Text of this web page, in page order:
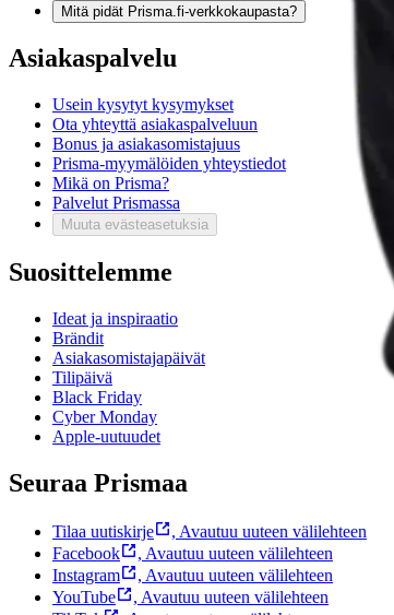
Mitä pidät Prisma.fi-verkkokaupasta?
Asiakaspalvelu
Usein kysytyt kysymykset
Ota yhteyttä asiakaspalveluun
Bonus ja asiakasomistajuus
Prisma-myymälöiden yhteystiedot
Mikä on Prisma?
Palvelut Prismassa
Muuta evästeasetuksia
Suosittelemme
Ideat ja inspiraatio
Brändit
Asiakasomistajapäivät
Tilipäivä
Black Friday
Cyber Monday
Apple-uutuudet
Seuraa Prismaa
Tilaa uutiskirje , Avautuu uuteen välilehteen
Facebook
, Avautuu uuteen välilehteen
Instagram
, Avautuu uuteen välilehteen
YouTube
, Avautuu uuteen välilehteen